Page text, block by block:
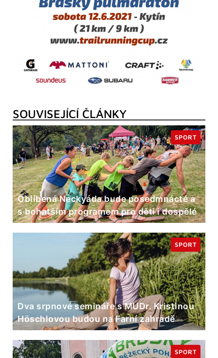
SOUVISEJÍCÍ ČLÁNKY
Oblíbená Neckyáda bude posedmnácté a
s bohatším programem pro děti i dospělé
SPORT
Dva srpnové semináře s MUDr. Kristinou
Höschlovou budou na Farní zahradě
SPORT
SPORT